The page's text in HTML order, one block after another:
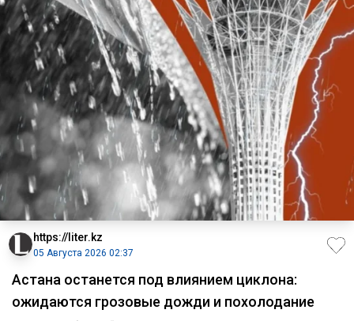
https://liter.kz
05 Августа 2026 02:37
Астана останется под влиянием циклона:
ожидаются грозовые дожди и похолодание